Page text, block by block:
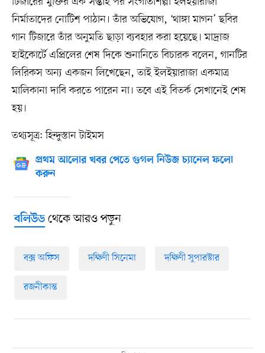
নির্মাতাদের নোটিশ পাঠান। তাঁর অভিযোগ, ‘থাঙ্গা মাগন’ ছবির
গান টিজারে তাঁর অনুমতি ছাড়া ব্যবহার করা হয়েছে। মাদ্রাজ
হাইকোর্টে এপ্রিলের শেষ দিকে শুনানিতে বিচারক বলেন, গানটির
লিরিকস অন্য একজন লিখেছেন, তাই ইলইয়ারাজা একমাত্র
মালিকানা দাবি করতে পারেন না। তবে এই বিতর্ক সেখানেই শেষ
হয়।
তথ্যসূত্র: হিন্দুস্তান টাইমস
প্রথম আলোর খবর পেতে গুগল নিউজ চ্যানেল ফলো
করুন
বলিউডথেকে আরও পড়ুন
বক্স অফিস দক্ষিণী সিনেমা দক্ষিণী সুপারস্টার
রজনীকান্ত